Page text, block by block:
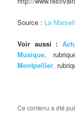
Source : La
Voir aussi :
Musique,
Montpellier,
Ce contenu a été